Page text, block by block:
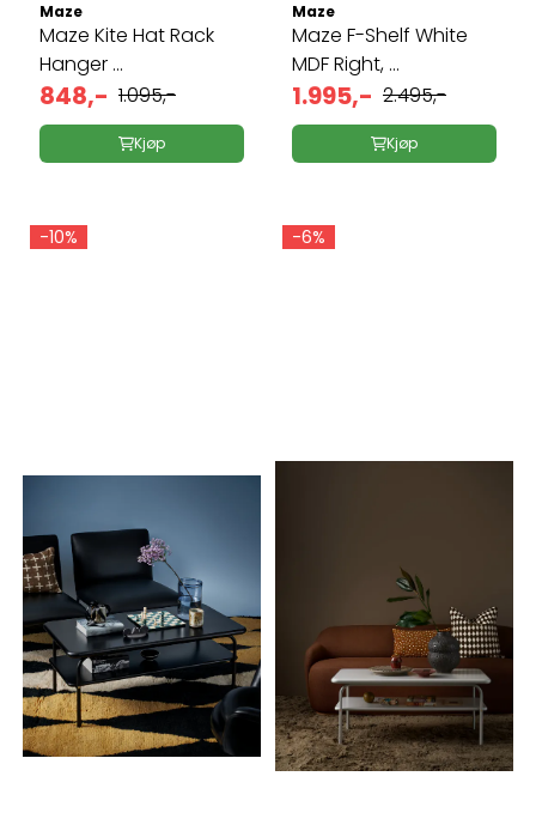
Maze
Maze Kite Hat Rack
Hanger ...
848,- 1.095,-
Kjøp
Maze
Maze F-Shelf White
MDF Right, ...
1.995,- 2.495,-
Kjøp
-10% -6%